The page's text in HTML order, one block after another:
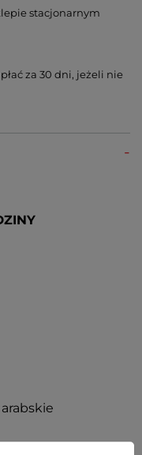
stacjonarnym
za 30 dni, jeżeli nie